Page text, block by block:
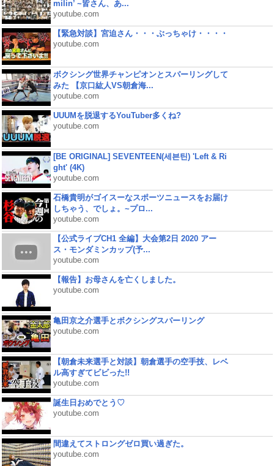
milin’ ~皆さん、あ...
youtube.com
【緊急対談】宮迫さん・・・ぶっちゃけ・・・・
youtube.com
ボクシング世界チャンピオンとスパーリングして
みた 【京口紘人VS朝倉海...
youtube.com
UUUMを脱退するYouTuber多くね?
youtube.com
[BE ORIGINAL] SEVENTEEN(세븐틴) 'Left & Ri
ght' (4K)
youtube.com
石橋貴明がゴイスーなスポーツニュースをお届け
しちゃう、でしょ。~プロ...
youtube.com
【公式ライブCH1 全編】大会第2日 2020 アー
ス・モンダミンカップ(予...
youtube.com
【報告】お母さんを亡くしました。
youtube.com
亀田京之介選手とボクシングスパーリング
youtube.com
【朝倉未来選手と対談】朝倉選手の空手技、レベ
ル高すぎてビビった!!
youtube.com
誕生日おめでとう♡
youtube.com
間違えてストロングゼロ買い過ぎた。
youtube.com